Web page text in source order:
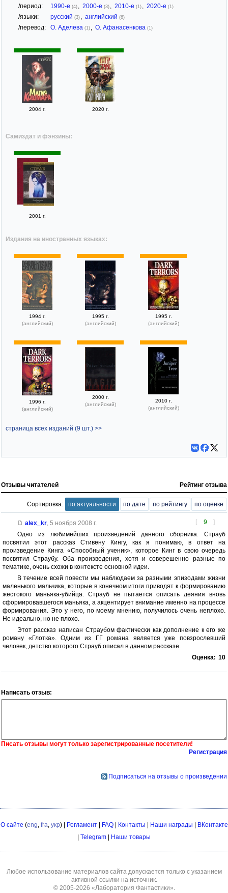
/период: 1990-е (4) 2000-е (3) 2010-е (1) 2020-е (1)
/языки: русский (3) английский (6)
/перевод: О. Аделева (1) О. Афанасенкова (1)
2004 г. 2020 г.
Самиздат и фэнзины:
2001 г.
Издания на иностранных языках:
1994 г.
(английский)
1995 г.
(английский)
1995 г.
(английский)
1996 г.
(английский)
2000 г.
(английский)
2010 г.
(английский)
страница всех изданий (9 шт.) >>
Отзывы читателей Рейтинг отзыва
Сортировка: по актуальности по дате по рейтингу по оценке
[ 9 ]
alex_kr, 5 ноября 2008 г.
Одно из любимейших произведений данного сборника. Страуб
посвятил этот рассказ Стивену Кингу, как я понимаю, в ответ на
произведение Кинга «Способный ученик», которое Кинг в свою очередь
посвятил Страубу. Оба произведения, хотя и соверешенно разные по
тематике, очень схожи в контексте основной идеи.
В течение всей повести мы наблюдаем за разными эпизодами жизни
маленького мальчика, которые в конечном итоги приводят к формированию
жестокого маньяка-убийца. Страуб не пытается описать деяния вновь
сформировавшегося маньяка, а акцентирует внимание именно на процессе
формирования. Это у него, по моему мнению, получилось очень неплохо.
Не идеально, но не плохо.
Этот рассказ написан Страубом фактически как дополнение к его же
роману «Глотка». Одним из ГГ романа является уже повзрослевший
человек, детство которого Страуб описал в данном рассказе.
Оценка: 10
Написать отзыв:
Писать отзывы могут только зарегистрированные посетители!
Регистрация
Подписаться на отзывы о произведении
О сайте (eng fra укр) | Регламент| FAQ| Контакты | Наши награды | ВКонтакте
| Telegram | Наши товары
Любое использование материалов сайта допускается только с указанием
активной ссылки на источник.
© 2005-2026 «Лаборатория Фантастики»